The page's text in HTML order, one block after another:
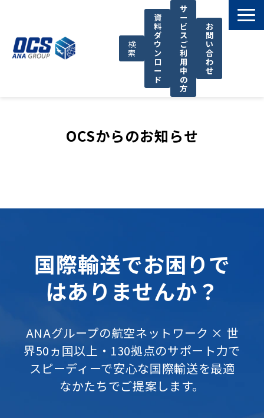
検
索
資
料
ダ
ウ
ン
ロ
ー
ド
サ
ー
ビ
ス
ご
利
用
中
の
方
お
問
い
合
わ
せ
OCSが選ばれる理由
OCSからのお知らせ
国際輸送でお困りで
はありませんか？
ANAグループの航空ネットワーク × 世
界50ヵ国以上・130拠点のサポート力で
スピーディーで安心な国際輸送を最適
なかたちでご提案します。